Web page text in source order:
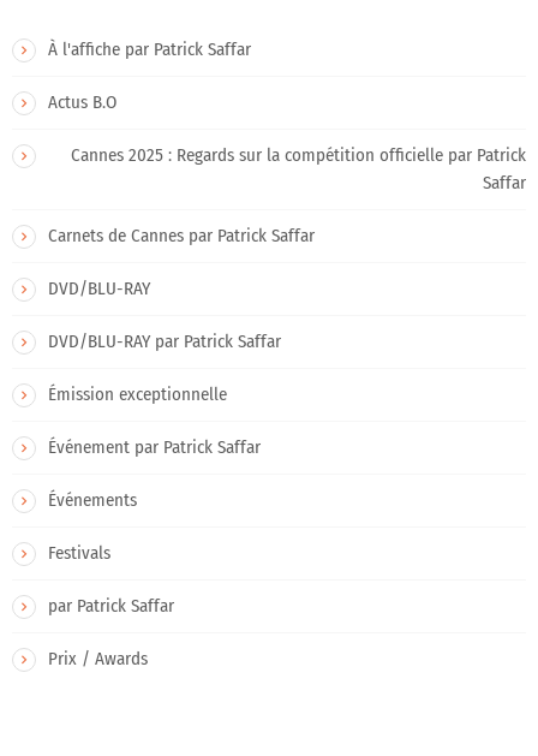
À l'affiche par Patrick Saffar
Actus B.O
Cannes 2025 : Regards sur la compétition officielle par Patrick
Saffar
Carnets de Cannes par Patrick Saffar
DVD/BLU-RAY
DVD/BLU-RAY par Patrick Saffar
Émission exceptionnelle
Événement par Patrick Saffar
Événements
Festivals
par Patrick Saffar
Prix / Awards